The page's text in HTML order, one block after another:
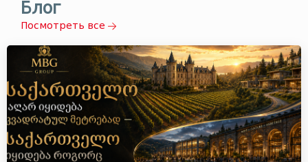
Блог
Посмотреть все